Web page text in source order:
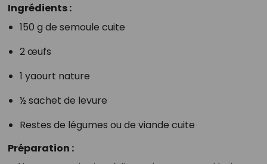
Ingrédients :
150 g de semoule cuite
2 œufs
1 yaourt nature
½ sachet de levure
Restes de légumes ou de viande cuite
Préparation :